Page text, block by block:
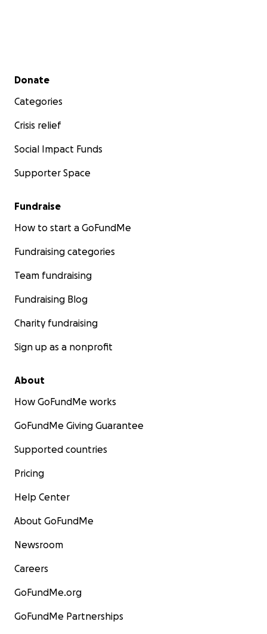
Secondary menu
Donate
Categories
Crisis relief
Social Impact Funds
Supporter Space
Fundraise
How to start a GoFundMe
Fundraising categories
Team fundraising
Fundraising Blog
Charity fundraising
Sign up as a nonprofit
About
How GoFundMe works
GoFundMe Giving Guarantee
Supported countries
Pricing
Help Center
About GoFundMe
Newsroom
Careers
GoFundMe.org
GoFundMe Partnerships